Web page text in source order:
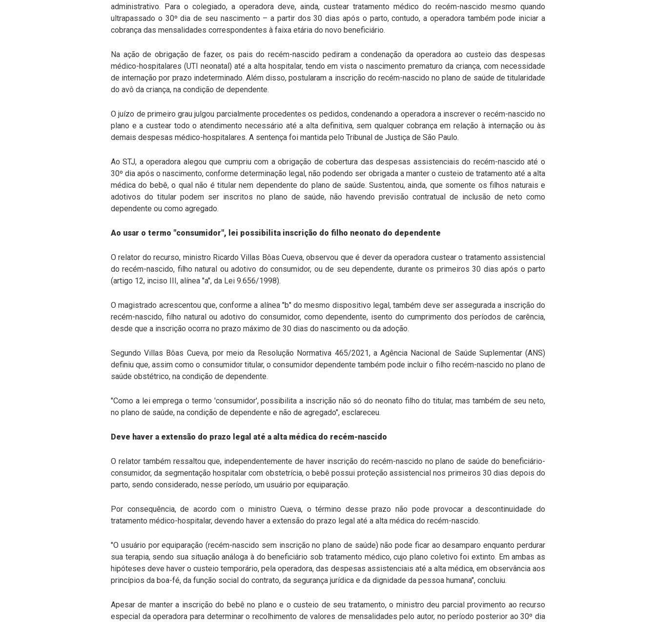
administrativo. Para o colegiado, a operadora deve, ainda, custear tratamento médico do recém-nascido mesmo quando
ultrapassado o 30º dia de seu nascimento – a partir dos 30 dias após o parto, contudo, a operadora também pode iniciar a
cobrança das mensalidades correspondentes à faixa etária do novo beneficiário.
Na ação de obrigação de fazer, os pais do recém-nascido pediram a condenação da operadora ao custeio das despesas
médico-hospitalares (UTI neonatal) até a alta hospitalar, tendo em vista o nascimento prematuro da criança, com necessidade
de internação por prazo indeterminado. Além disso, postularam a inscrição do recém-nascido no plano de saúde de titularidade
do avô da criança, na condição de dependente.
O juízo de primeiro grau julgou parcialmente procedentes os pedidos, condenando a operadora a inscrever o recém-nascido no
plano e a custear todo o atendimento necessário até a alta definitiva, sem qualquer cobrança em relação à internação ou às
demais despesas médico-hospitalares. A sentença foi mantida pelo Tribunal de Justiça de São Paulo.
Ao STJ, a operadora alegou que cumpriu com a obrigação de cobertura das despesas assistenciais do recém-nascido até o
30º dia após o nascimento, conforme determinação legal, não podendo ser obrigada a manter o custeio de tratamento até a alta
médica do bebê, o qual não é titular nem dependente do plano de saúde. Sustentou, ainda, que somente os filhos naturais e
adotivos do titular podem ser inscritos no plano de saúde, não havendo previsão contratual de inclusão de neto como
dependente ou como agregado.
Ao usar o termo "consumidor", lei possibilita inscrição do filho neonato do dependente
O relator do recurso, ministro Ricardo Villas Bôas Cueva, observou que é dever da operadora custear o tratamento assistencial
do recém-nascido, filho natural ou adotivo do consumidor, ou de seu dependente, durante os primeiros 30 dias após o parto
(artigo 12, inciso III, alínea "a", da Lei 9.656/1998).
O magistrado acrescentou que, conforme a alínea "b" do mesmo dispositivo legal, também deve ser assegurada a inscrição do
recém-nascido, filho natural ou adotivo do consumidor, como dependente, isento do cumprimento dos períodos de carência,
desde que a inscrição ocorra no prazo máximo de 30 dias do nascimento ou da adoção.
Segundo Villas Bôas Cueva, por meio da Resolução Normativa 465/2021, a Agência Nacional de Saúde Suplementar (ANS)
definiu que, assim como o consumidor titular, o consumidor dependente também pode incluir o filho recém-nascido no plano de
saúde obstétrico, na condição de dependente.
"Como a lei emprega o termo 'consumidor', possibilita a inscrição não só do neonato filho do titular, mas também de seu neto,
no plano de saúde, na condição de dependente e não de agregado", esclareceu.
Deve haver a extensão do prazo legal até a alta médica do recém-nascido
O relator também ressaltou que, independentemente de haver inscrição do recém-nascido no plano de saúde do beneficiário-
consumidor, da segmentação hospitalar com obstetrícia, o bebê possui proteção assistencial nos primeiros 30 dias depois do
parto, sendo considerado, nesse período, um usuário por equiparação.
Por consequência, de acordo com o ministro Cueva, o término desse prazo não pode provocar a descontinuidade do
tratamento médico-hospitalar, devendo haver a extensão do prazo legal até a alta médica do recém-nascido.
"O usuário por equiparação (recém-nascido sem inscrição no plano de saúde) não pode ficar ao desamparo enquanto perdurar
sua terapia, sendo sua situação análoga à do beneficiário sob tratamento médico, cujo plano coletivo foi extinto. Em ambas as
hipóteses deve haver o custeio temporário, pela operadora, das despesas assistenciais até a alta médica, em observância aos
princípios da boa-fé, da função social do contrato, da segurança jurídica e da dignidade da pessoa humana", concluiu.
Apesar de manter a inscrição do bebê no plano e o custeio de seu tratamento, o ministro deu parcial provimento ao recurso
especial da operadora para determinar o recolhimento de valores de mensalidades pelo autor, no período posterior ao 30º dia